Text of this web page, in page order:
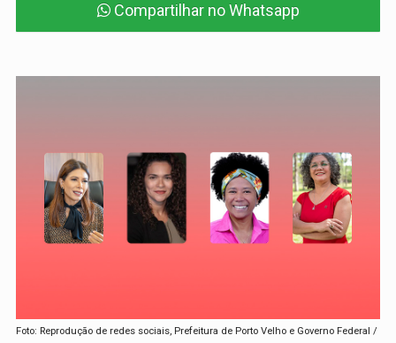
Compartilhar no Whatsapp
Foto: Reprodução de redes sociais, Prefeitura de Porto Velho e Governo Federal /